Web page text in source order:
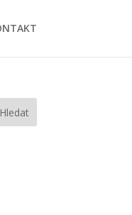
Hledat